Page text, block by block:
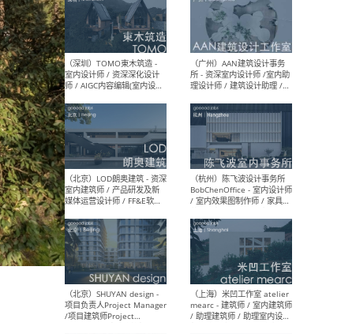
Design - 室内主案设计师 /
室内设计师 / 施工图深化设
计师 / 室内设计助理 / 新媒
体运营
（南京/淮安）江苏美城建筑
规划设计院有限公司 - 建筑方
案设计师 / 商务经理 / 暖通
设计师 / 造价工程师
（大理）之间建筑
ArCONNECT – 项目建筑师 /
建筑师 / 助理建筑师 / 室内
设计师 / 实习生